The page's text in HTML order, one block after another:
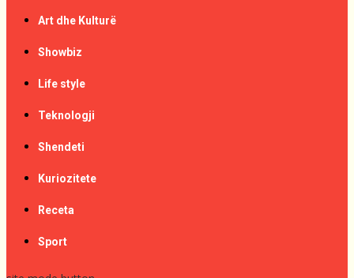
Art dhe Kulturë
Showbiz
Life style
Teknologji
Shendeti
Kuriozitete
Receta
Sport